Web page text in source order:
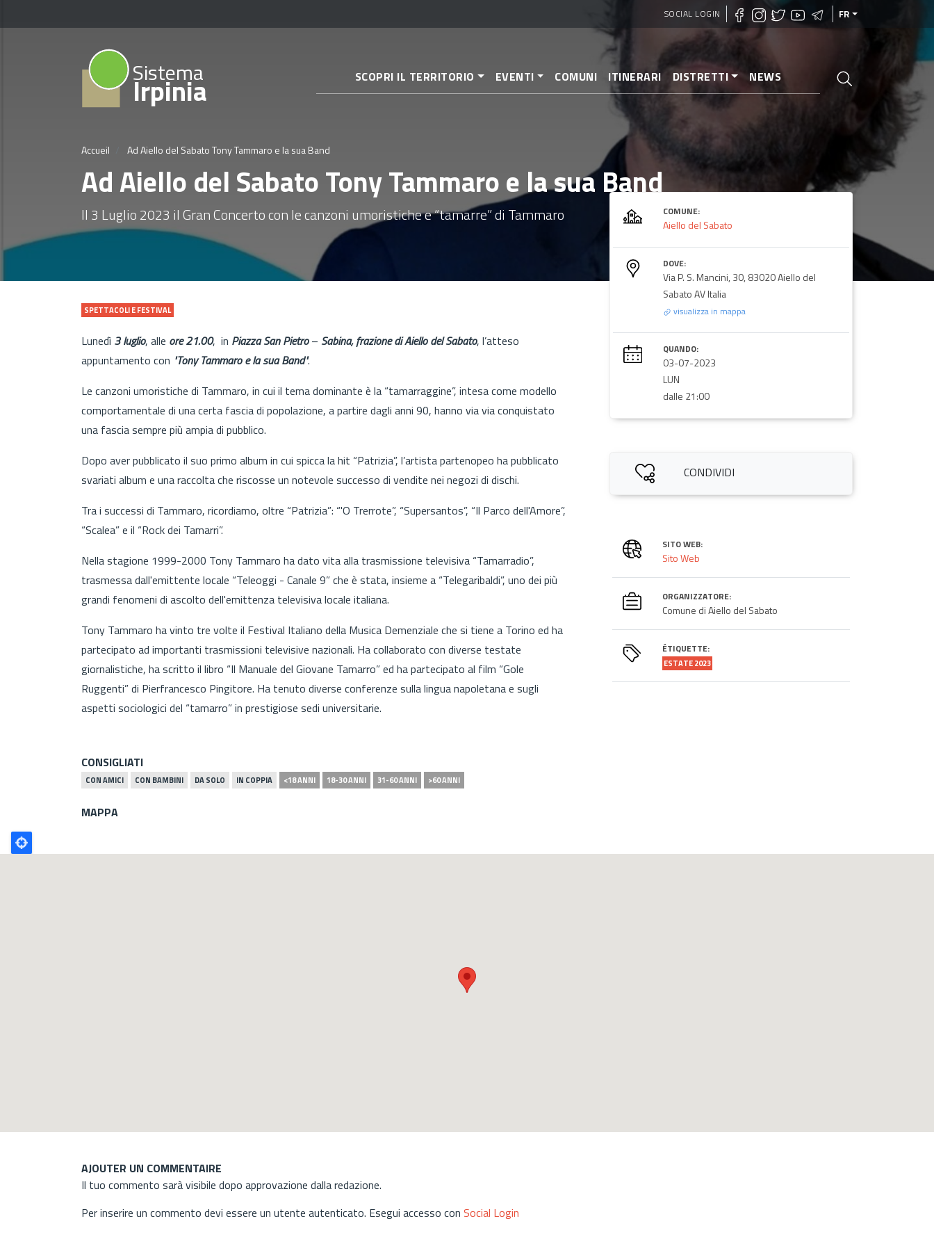
au
SOCIAL LOGIN FR
Sistema
Irpinia SCOPRI IL TERRITORIO EVENTI COMUNI ITINERARI DISTRETTI NEWS
Accueil Ad Aiello del Sabato Tony Tammaro e la sua Band
Ad Aiello del Sabato Tony Tammaro e la sua Band
Il 3 Luglio 2023 il Gran Concerto con le canzoni umoristiche e “tamarre” di Tammaro
SPETTACOLI E FESTIVAL
Lunedì 3 luglio, alle ore 21.00, in Piazza San Pietro– Sabina, frazione di Aiello del Sabato, l’atteso
appuntamento con "Tony Tammaro e la sua Band".
Le canzoni umoristiche di Tammaro, in cui il tema dominante è la “tamarraggine”, intesa come modello
comportamentale di una certa fascia di popolazione, a partire dagli anni 90, hanno via via conquistato
una fascia sempre più ampia di pubblico.
Dopo aver pubblicato il suo primo album in cui spicca la hit “Patrizia”, l’artista partenopeo ha pubblicato
svariati album e una raccolta che riscosse un notevole successo di vendite nei negozi di dischi.
Tra i successi di Tammaro, ricordiamo, oltre “Patrizia”: “'O Trerrote”, “Supersantos”, “Il Parco dell'Amore”,
“Scalea” e il “Rock dei Tamarri”.
Nella stagione 1999-2000 Tony Tammaro ha dato vita alla trasmissione televisiva “Tamarradio”,
trasmessa dall'emittente locale “Teleoggi - Canale 9” che è stata, insieme a “Telegaribaldi”, uno dei più
grandi fenomeni di ascolto dell'emittenza televisiva locale italiana.
Tony Tammaro ha vinto tre volte il Festival Italiano della Musica Demenziale che si tiene a Torino ed ha
partecipato ad importanti trasmissioni televisive nazionali. Ha collaborato con diverse testate
giornalistiche, ha scritto il libro “Il Manuale del Giovane Tamarro” ed ha partecipato al film “Gole
Ruggenti” di Pierfrancesco Pingitore. Ha tenuto diverse conferenze sulla lingua napoletana e sugli
aspetti sociologici del “tamarro” in prestigiose sedi universitarie.
CONSIGLIATI
CON AMICI CON BAMBINI DA SOLO IN COPPIA <18 ANNI 18-30 ANNI 31-60 ANNI >60 ANNI
COMUNE:
Aiello del Sabato
DOVE:
Via P. S. Mancini, 30, 83020 Aiello del
Sabato AV Italia
visualizza in mappa
QUANDO:
03-07-2023
LUN
dalle 21:00
CONDIVIDI
SITO WEB:
Sito Web
ORGANIZZATORE:
Comune di Aiello del Sabato
ÉTIQUETTE:
ESTATE 2023
MAPPA
Poligono
GEO
AJOUTER UN COMMENTAIRE
Il tuo commento sarà visibile dopo approvazione dalla redazione.
Per inserire un commento devi essere un utente autenticato. Esegui accesso con Social Login